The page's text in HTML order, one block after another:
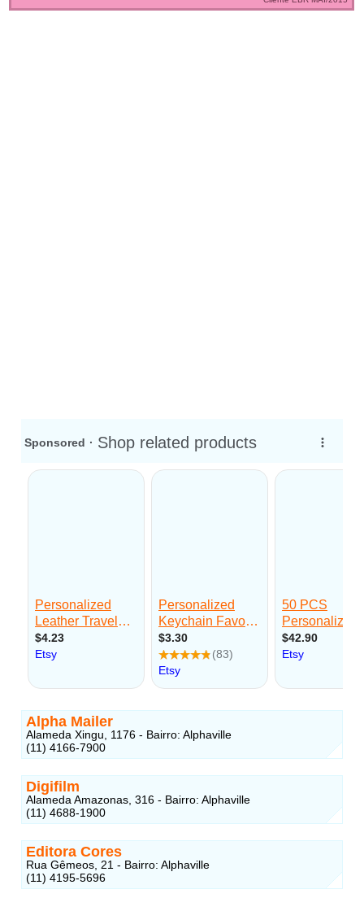
Alpha Mailer
Alameda Xingu, 1176 - Bairro: Alphaville
(11) 4166-7900
Digifilm
Alameda Amazonas, 316 - Bairro: Alphaville
(11) 4688-1900
Editora Cores
Rua Gêmeos, 21 - Bairro: Alphaville
(11) 4195-5696